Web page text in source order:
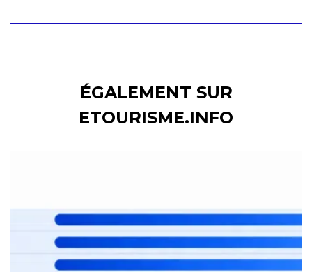
ÉGALEMENT SUR
ETOURISME.INFO